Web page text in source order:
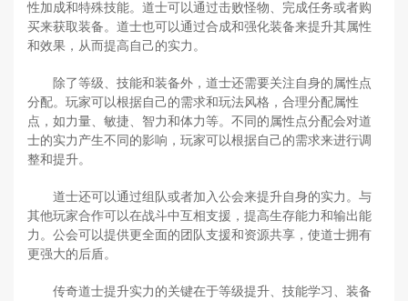
性加成和特殊技能。道士可以通过击败怪物、完成任务或者购
买来获取装备。道士也可以通过合成和强化装备来提升其属性
和效果，从而提高自己的实力。
除了等级、技能和装备外，道士还需要关注自身的属性点
分配。玩家可以根据自己的需求和玩法风格，合理分配属性
点，如力量、敏捷、智力和体力等。不同的属性点分配会对道
士的实力产生不同的影响，玩家可以根据自己的需求来进行调
整和提升。
道士还可以通过组队或者加入公会来提升自身的实力。与
其他玩家合作可以在战斗中互相支援，提高生存能力和输出能
力。公会可以提供更全面的团队支援和资源共享，使道士拥有
更强大的后盾。
传奇道士提升实力的关键在于等级提升、技能学习、装备